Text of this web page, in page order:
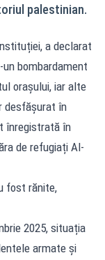
palestinian.
a declarat
bombardament
orașului, iar alte
desfășurat în
înregistrată în
de refugiați Al-
fost rănite,
2025, situația
armate și